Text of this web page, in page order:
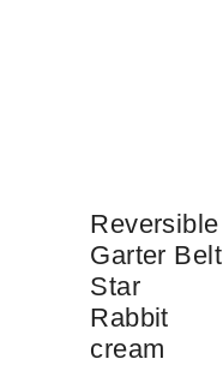
Reversible
Garter Belt
Star
Rabbit
cream